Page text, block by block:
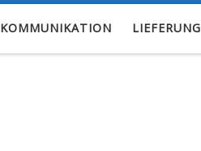
KOMMUNIKATION LIEFERUNG